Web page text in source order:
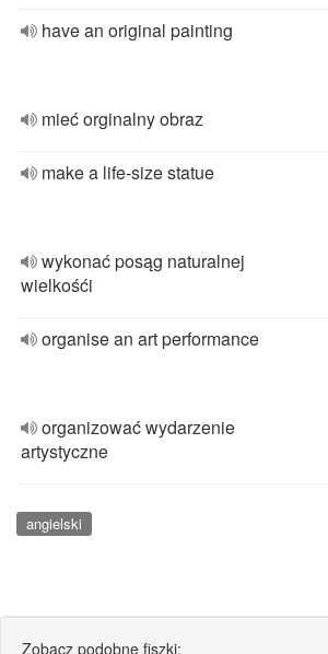
have an original painting
mieć orginalny obraz
make a life-size statue
wykonać posąg naturalnej
wielkośći
organise an art performance
organizować wydarzenie
artystyczne
angielski
Zobacz podobne fiszki: